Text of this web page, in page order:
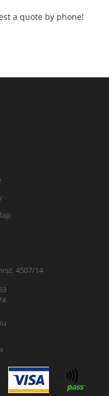
a quote by phone!
4507/14